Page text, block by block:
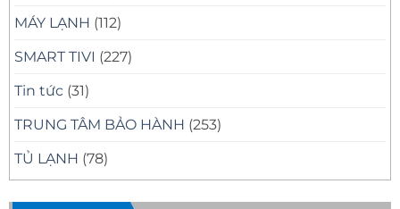
MÁY LẠNH (112)
SMART TIVI (227)
Tin tức (31)
TRUNG TÂM BẢO HÀNH (253)
TỦ LẠNH (78)